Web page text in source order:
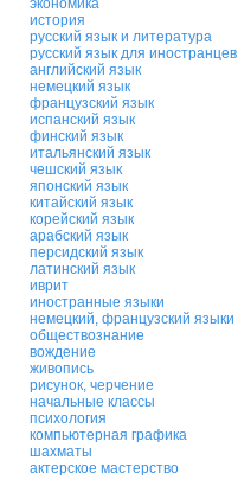
экономика
история
русский язык и литература
русский язык для иностранцев
английский язык
немецкий язык
французский язык
испанский язык
финский язык
итальянский язык
чешский язык
японский язык
китайский язык
корейский язык
арабский язык
персидский язык
латинский язык
иврит
иностранные языки
немецкий, французский языки
обществознание
вождение
живопись
рисунок, черчение
начальные классы
психология
компьютерная графика
шахматы
актерское мастерство